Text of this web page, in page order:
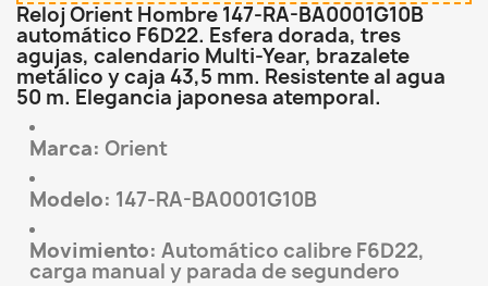
Reloj Orient Hombre 147-RA-BA0001G10B
automático F6D22. Esfera dorada, tres
agujas, calendario Multi-Year, brazalete
metálico y caja 43,5 mm. Resistente al agua
50 m. Elegancia japonesa atemporal.
Marca: Orient
Modelo: 147-RA-BA0001G10B
Movimiento: Automático calibre F6D22,
carga manual y parada de segundero